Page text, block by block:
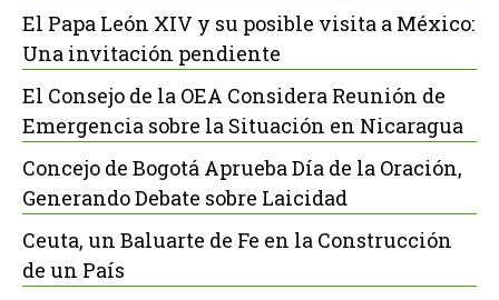
El Papa León XIV y su posible visita a México:
Una invitación pendiente
El Consejo de la OEA Considera Reunión de
Emergencia sobre la Situación en Nicaragua
Concejo de Bogotá Aprueba Día de la Oración,
Generando Debate sobre Laicidad
Ceuta, un Baluarte de Fe en la Construcción
de un País